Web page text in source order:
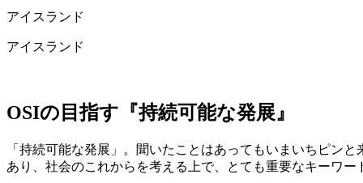
アイスランド
アイスランド
OSIの目指す『持続可能な発展』
「持続可能な発展」。聞いたことはあってもいまいちピン
あり、社会のこれからを考える上で、とても重要なキーワー